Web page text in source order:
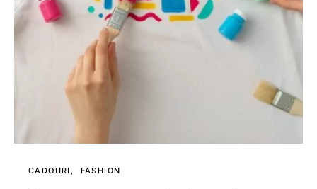
CADOURI FASHION